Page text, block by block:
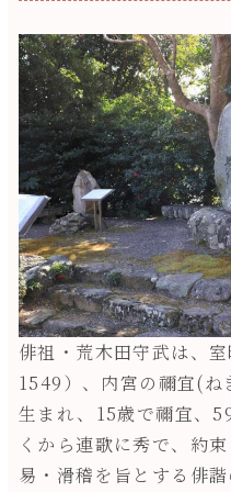
俳祖・荒木田守武は、
1549）、内宮の禰宜(ね
生まれ、15歳で禰宜、
くから連歌に秀で、約
易・滑稽を旨とする俳